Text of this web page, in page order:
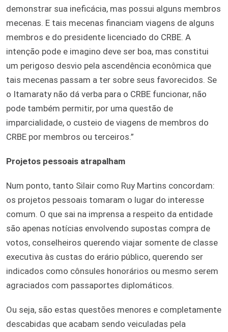
demonstrar sua ineficácia, mas possui alguns membros
mecenas. E tais mecenas financiam viagens de alguns
membros e do presidente licenciado do CRBE. A
intenção pode e imagino deve ser boa, mas constitui
um perigoso desvio pela ascendência econômica que
tais mecenas passam a ter sobre seus favorecidos. Se
o Itamaraty não dá verba para o CRBE funcionar, não
pode também permitir, por uma questão de
imparcialidade, o custeio de viagens de membros do
CRBE por membros ou terceiros.”
Projetos pessoais atrapalham
Num ponto, tanto Silair como Ruy Martins concordam:
os projetos pessoais tomaram o lugar do interesse
comum. O que sai na imprensa a respeito da entidade
são apenas notícias envolvendo supostas compra de
votos, conselheiros querendo viajar somente de classe
executiva às custas do erário público, querendo ser
indicados como cônsules honorários ou mesmo serem
agraciados com passaportes diplomáticos.
Ou seja, são estas questões menores e completamente
descabidas que acabam sendo veiculadas pela